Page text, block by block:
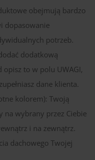
obejmują bardzo
dopasowanie
potrzeb.
dodatkową
to w polu UWAGI,
dane klienta.
kolorem): Twoją
wybrany przez Ciebie
i na zewnątrz.
dachowego Twojej